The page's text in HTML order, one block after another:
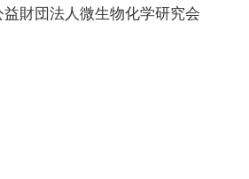
財団法人微生物化学研究会